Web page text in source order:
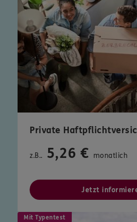
Private
z.B.. 5,26 € monatlich
Jetzt
Mit Typentest